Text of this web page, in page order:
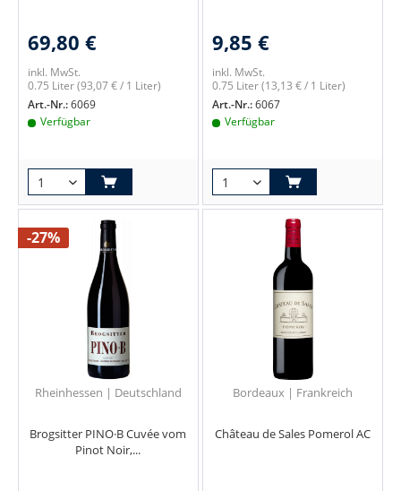
69,80 €
inkl. MwSt.
0.75 Liter(93,07 € / 1 Liter)
Art.-Nr.:6069
Verfügbar
9,85 €
inkl. MwSt.
0.75 Liter(13,13 € / 1 Liter)
Art.-Nr.:6067
Verfügbar
-27%
Rheinhessen | Deutschland
Brogsitter PINO·B Cuvée vom
Pinot Noir,...
Bordeaux | Frankreich
Château de Sales Pomerol AC